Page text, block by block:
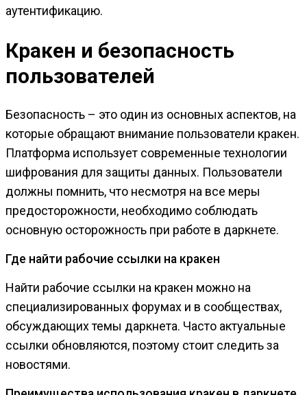
аутентификацию.
Кракен и безопасность
пользователей
Безопасность – это один из основных аспектов, на
которые обращают внимание пользователи кракен.
Платформа использует современные технологии
шифрования для защиты данных. Пользователи
должны помнить, что несмотря на все меры
предосторожности, необходимо соблюдать
основную осторожность при работе в даркнете.
Где найти рабочие ссылки на кракен
Найти рабочие ссылки на кракен можно на
специализированных форумах и в сообществах,
обсуждающих темы даркнета. Часто актуальные
ссылки обновляются, поэтому стоит следить за
новостями.